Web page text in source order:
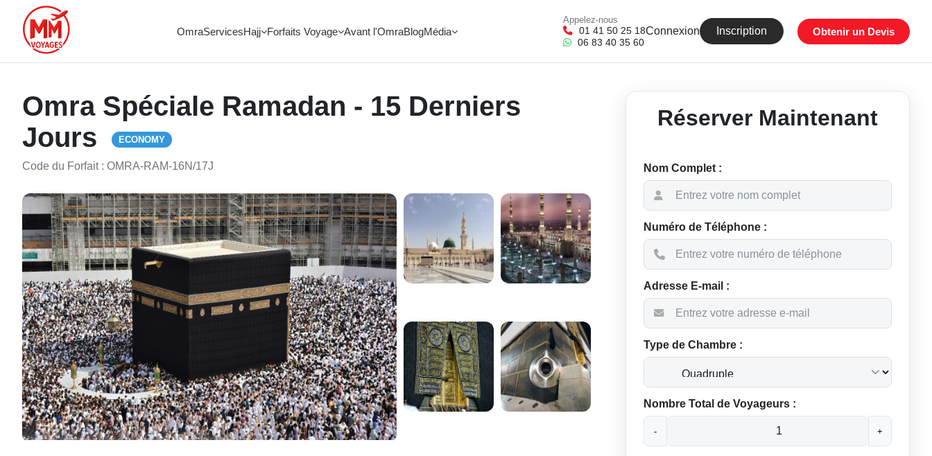
OmraServicesHajj Forfaits Voyage Avant l'OmraBlogMédia
Appelez-nous
01 41 50 25 18
06 83 40 35 60
Connexion Inscription Obtenir un Devis
Omra Spéciale Ramadan - 15 Derniers
Jours
ECONOMY
Code du Forfait : OMRA-RAM-16N/17J
Réserver Maintenant
Nom Complet :
Numéro de Téléphone :
Adresse E-mail :
Type de Chambre :
Nombre Total de Voyageurs :
- +